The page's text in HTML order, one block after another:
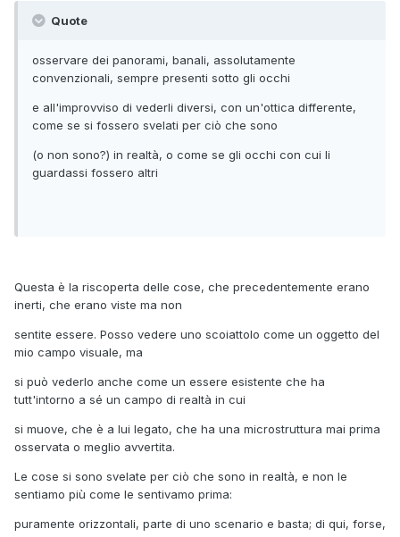
Quote
osservare dei panorami, banali, assolutamente
convenzionali, sempre presenti sotto gli occhi
e all'improvviso di vederli diversi, con un'ottica differente,
come se si fossero svelati per ciò che sono
(o non sono?) in realtà, o come se gli occhi con cui li
guardassi fossero altri
Questa è la riscoperta delle cose, che precedentemente erano
inerti, che erano viste ma non
sentite essere. Posso vedere uno scoiattolo come un oggetto del
mio campo visuale, ma
si può vederlo anche come un essere esistente che ha
tutt'intorno a sé un campo di realtà in cui
si muove, che è a lui legato, che ha una microstruttura mai prima
osservata o meglio avvertita.
Le cose si sono svelate per ciò che sono in realtà, e non le
sentiamo più come le sentivamo prima:
puramente orizzontali, parte di uno scenario e basta; di qui, forse,